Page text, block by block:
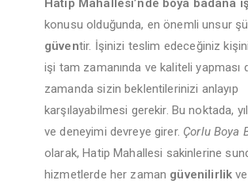
Hatip Mahallesi’nde boya badana
konusu olduğunda, en önemli unsur
güventir. İşinizi teslim edeceğiniz
işi tam zamanında ve kaliteli yapması
zamanda sizin beklentilerinizi anlayıp
karşılayabilmesi gerekir. Bu noktada,
ve deneyimi devreye girer. Çorlu Boya
olarak, Hatip Mahallesi sakinlerine
hizmetlerde her zaman güvenilirlik ve